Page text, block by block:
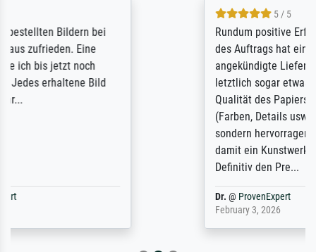
Rundum positive Erfahrung. Die Ausführung
des Auftrags hat eine Weile gedauert, die
angekündigte Lieferzeit wurde aber
letztlich sogar etwas unterschritten. Die
Qualität des Papiers und des Drucks
(Farben, Details usw.) ist nicht nur gut,
sondern hervorragend. Selbst ein Druck ist
damit ein Kunstwerk im eigenen Sinne.